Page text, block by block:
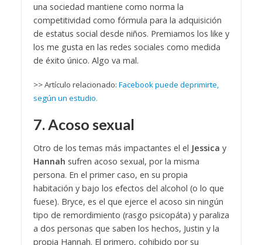
una sociedad mantiene como norma la
competitividad como fórmula para la adquisición
de estatus social desde niños. Premiamos los like y
los me gusta en las redes sociales como medida
de éxito único. Algo va mal.
>> Artículo relacionado: Facebook puede deprimirte,
según un estudio.
7. Acoso sexual
Otro de los temas más impactantes el el Jessica y
Hannah sufren acoso sexual, por la misma
persona. En el primer caso, en su propia
habitación y bajo los efectos del alcohol (o lo que
fuese). Bryce, es el que ejerce el acoso sin ningún
tipo de remordimiento (rasgo psicopáta) y paraliza
a dos personas que saben los hechos, Justin y la
propia Hannah. El primero, cohibido por su